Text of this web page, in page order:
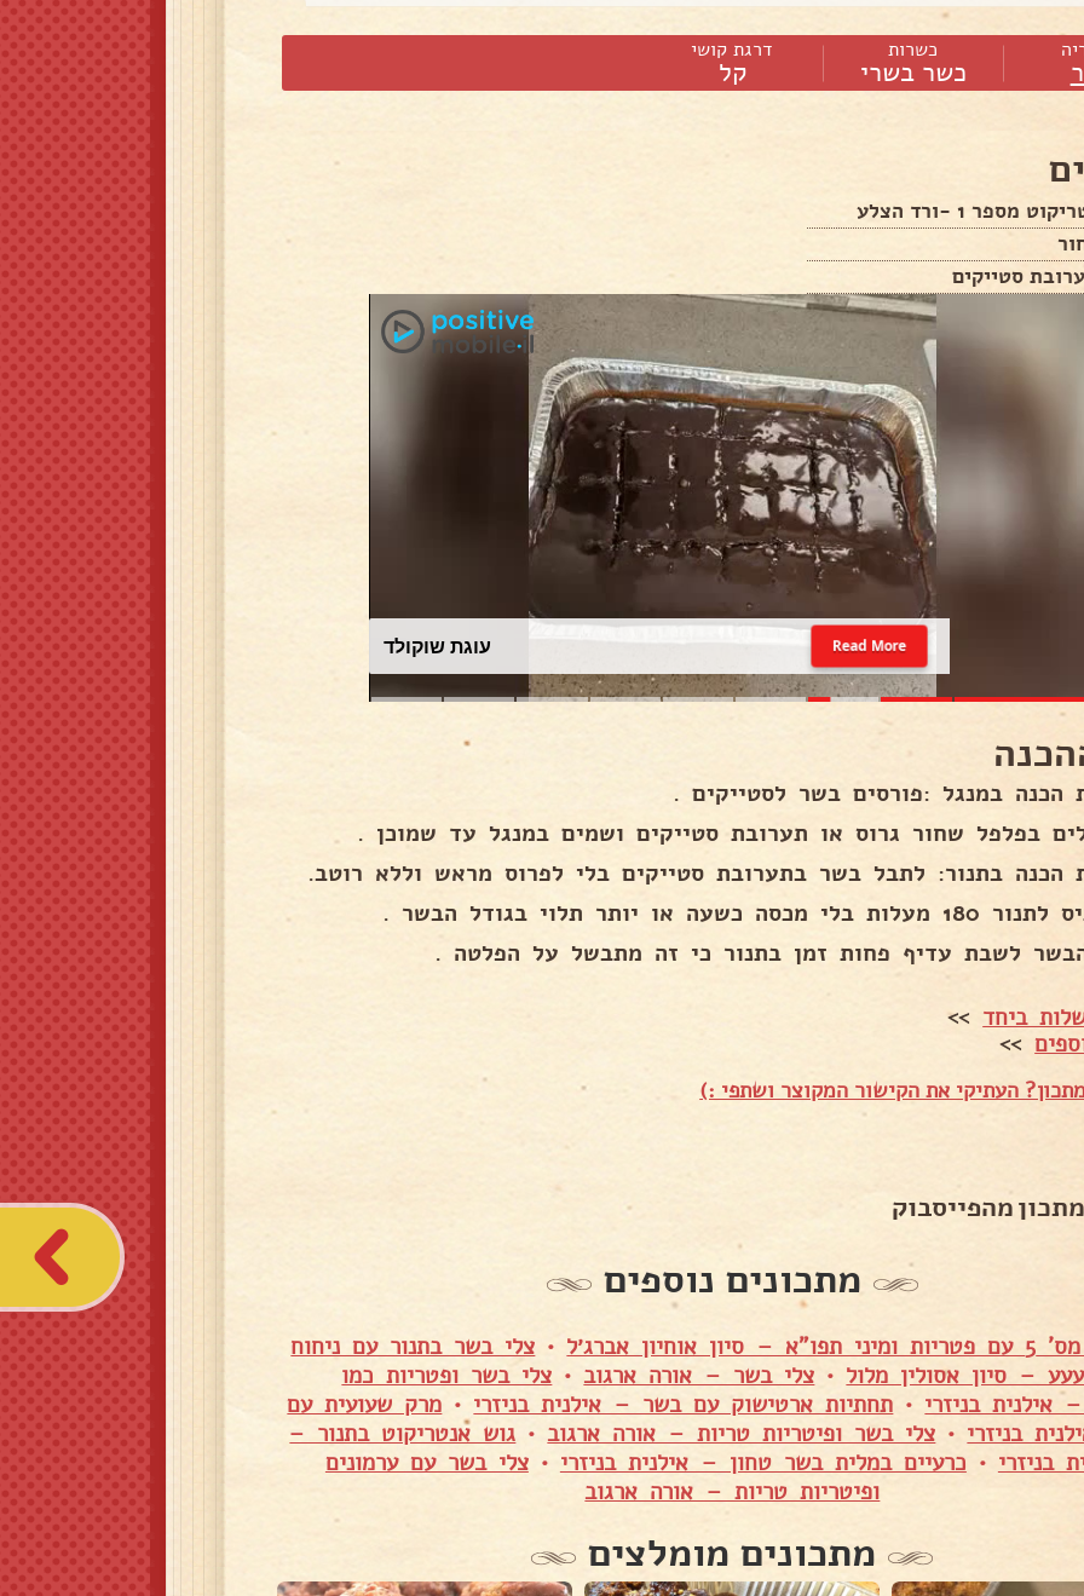
כשרות
כשר בשרי
דרגת קושי
קל
מספר 1 -ורד הצלע
סטייקים
עוגת שוקולד Read More
הכנה במנגל :פורסים בשר לסטייקים .
בפלפל שחור גרוס או תערובת סטייקים ושמים במנגל עד שמוכן .
הכנה בתנור: לתבל בשר בתערובת סטייקים בלי לפרוס מראש וללא רוטב.
בלי מכסה כשעה או יותר תלוי בגודל הבשר .
לשבת עדיף פחות זמן בתנור כי זה מתבשל על הפלטה .
ביחד >>
>>
העתיקי את הקישור המקוצר ושתפי :)
מהפייסבוק
מתכונים נוספים
אברג׳ל • צלי בשר בתנור עם ניחוח
– סיון אסולין מלול • צלי בשר – אורה ארגוב • צלי בשר ופטריות כמו
אילנית בניזרי • תחתיות ארטישוק עם בשר – אילנית בניזרי • מרק שעועית עם
בניזרי • צלי בשר ופיטריות טריות – אורה ארגוב • גוש אנטריקוט בתנור –
בניזרי • כרעיים במלית בשר טחון – אילנית בניזרי •צלי בשר עם ערמונים
ופיטריות טריות – אורה ארגוב
מתכונים מומלצים